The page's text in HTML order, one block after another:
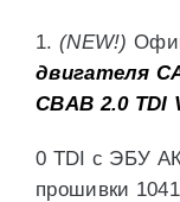
1. (NEW!)
двигателя
CBAB 2.0 TDI
0 TDI с ЭБУ
прошивки